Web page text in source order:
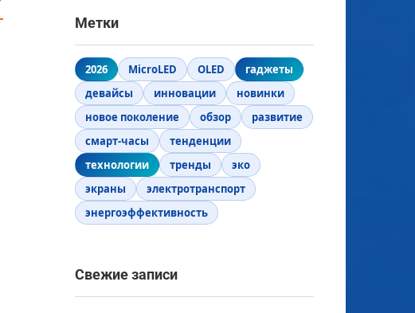
Метки
2026 MicroLED OLED
гаджеты
девайсы
инновации
новинки
новое поколение
обзор
развитие
смарт-часы
тенденции
технологии
тренды
эко
экраны
электротранспорт
энергоэффективность
Свежие записи